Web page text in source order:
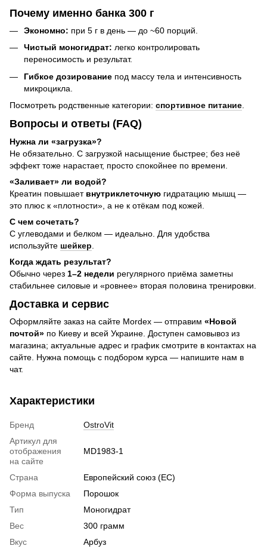
Почему именно банка 300 г
Экономно: при 5 г в день — до ~60 порций.
Чистый моногидрат: легко контролировать
переносимость и результат.
Гибкое дозирование под массу тела и интенсивность
микроцикла.
Посмотреть родственные категории: спортивное питание.
Вопросы и ответы (FAQ)
Нужна ли «загрузка»?
Не обязательно. С загрузкой насыщение быстрее; без неё
эффект тоже нарастает, просто спокойнее по времени.
«Заливает» ли водой?
Креатин повышает внутриклеточную гидратацию мышц —
это плюс к «плотности», а не к отёкам под кожей.
С чем сочетать?
С углеводами и белком — идеально. Для удобства
используйте шейкер
Когда ждать результат?
Обычно через 1–2 недели регулярного приёма заметны
стабильнее силовые и «ровнее» вторая половина тренировки.
Доставка и сервис
Оформляйте заказ на сайте Mordex — отправим «Новой
почтой» по Киеву и всей Украине. Доступен самовывоз из
магазина; актуальные адрес и график смотрите в контактах на
сайте. Нужна помощь с подбором курса — напишите нам в
чат.
Характеристики
Бренд
OstroVit
Артикул для
отображения
на сайте
MD1983-1
Страна
Европейский союз (ЕС)
Форма выпуска
Порошок
Тип
Моногидрат
Вес
300 грамм
Вкус
Арбуз